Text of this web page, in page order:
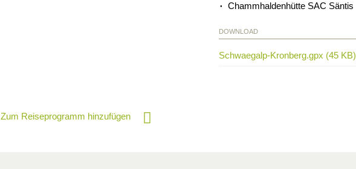
Chammhaldenhütte SAC Säntis
DOWNLOAD
Schwaegalp-Kronberg.gpx (45 KB)
Zum Reiseprogramm hinzufügen